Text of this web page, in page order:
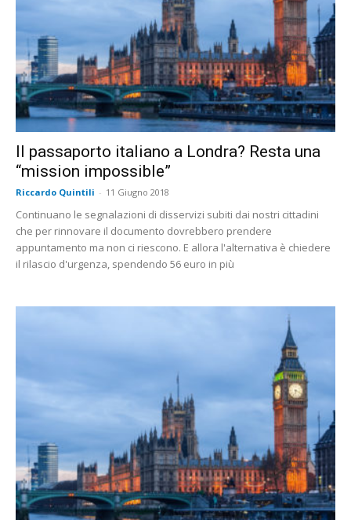
Il passaporto italiano a Londra? Resta una
“mission impossible”
Riccardo Quintili - 11 Giugno 2018
Continuano le segnalazioni di disservizi subiti dai nostri cittadini
che per rinnovare il documento dovrebbero prendere
appuntamento ma non ci riescono. E allora l'alternativa è chiedere
il rilascio d'urgenza, spendendo 56 euro in più